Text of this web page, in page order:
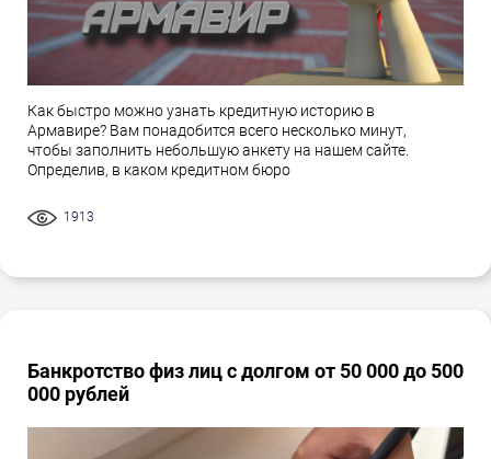
Как быстро можно узнать кредитную историю в
Армавире? Вам понадобится всего несколько минут,
чтобы заполнить небольшую анкету на нашем сайте.
Определив, в каком кредитном бюро
1913
Банкротство физ лиц с долгом от 50 000 до 500
000 рублей